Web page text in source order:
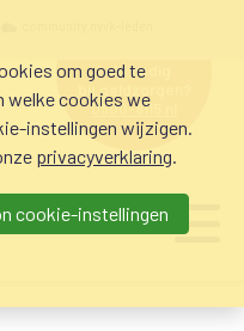
hulp nodig
bij geldzorgen?
0800-8115.nl
om goed te
welke cookies we
instellingen wijzigen.
privacyverklaring.
cookie-instellingen